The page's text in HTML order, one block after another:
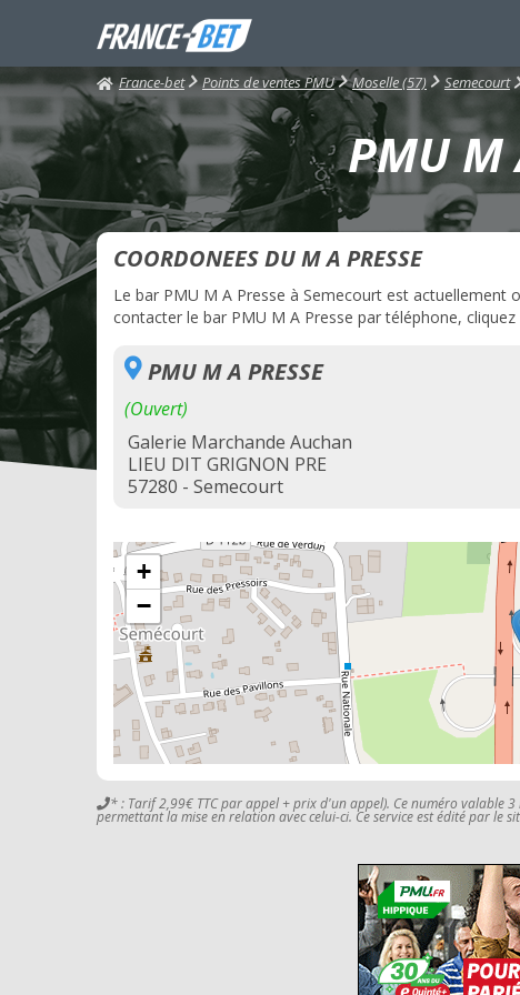
France-bet Points de ventes PMU Moselle (57) Semecourt
PMU M
COORDONEES DU M A PRESSE
Le bar PMU M A Presse à Semecourt est
contacter le bar PMU M A Presse par téléphone,
PMU M A PRESSE
(Ouvert)
Galerie Marchande Auchan
LIEU DIT GRIGNON PRE
57280 - Semecourt
+
−
* : Tarif 2,99€ TTC par appel + prix d'un appel). Ce numéro valable
permettant la mise en relation avec celui-ci. Ce service est édité par le